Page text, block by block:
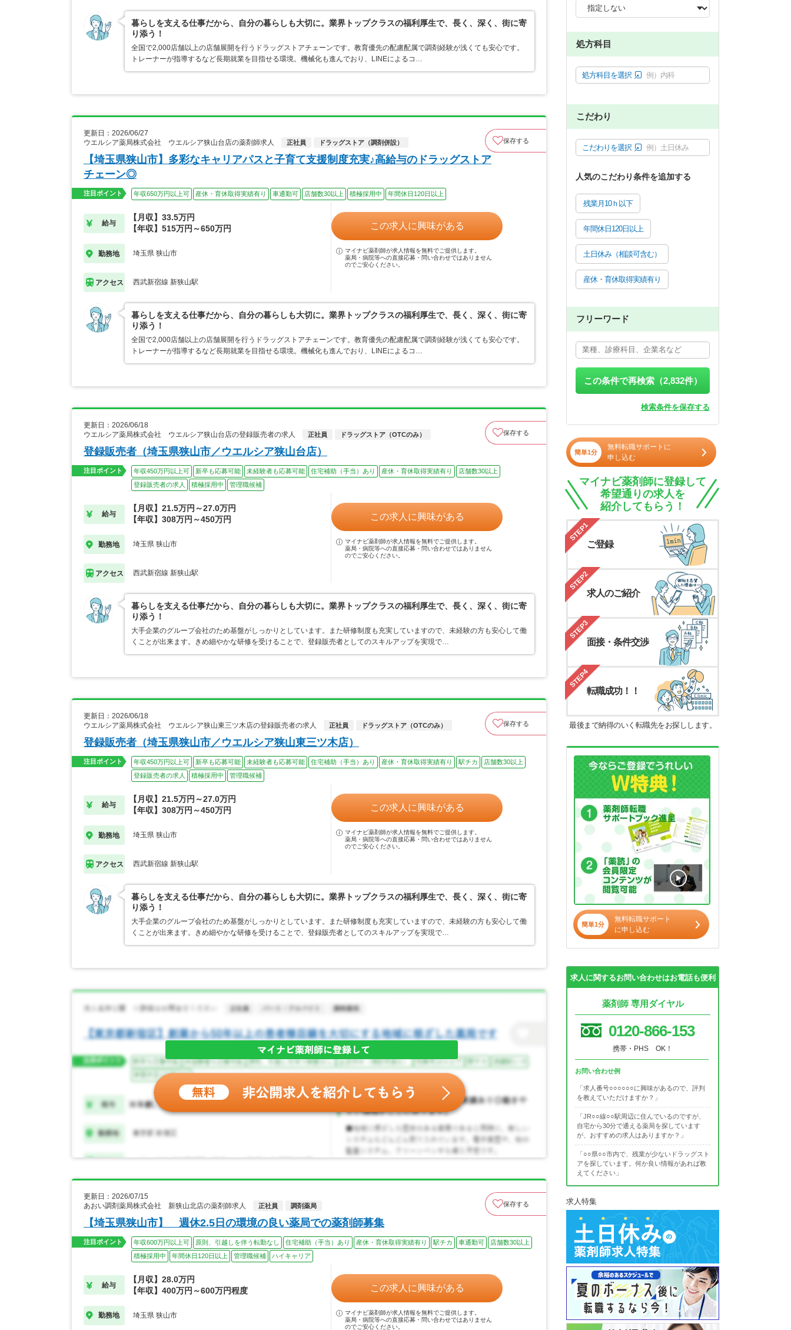
暮らしを支える仕事だから、自分の暮らしも大切に。業界トップクラスの福利厚生で、長く、深く、街に寄
り添う！
全国で2,000店舗以上の店舗展開を行うドラッグストアチェーンです。教育優先の配慮配属で調剤経験が浅くても安心です。
トレーナーが指導するなど長期就業を目指せる環境。機械化も進んでおり、LINEによるコ…
更新日：2026/06/27
ウエルシア薬局株式会社 ウエルシア狭山台店の薬剤師求人
正社員 ドラッグストア（調剤併設） 保存する
【埼玉県狭山市】多彩なキャリアパスと子育て支援制度充実♪高給与のドラッグストア
チェーン◎
注目ポイント 年収650万円以上可 産休・育休取得実績有り 車通勤可 店舗数30以上 積極採用中 年間休日120日以上
給与
【月収】33.5万円
【年収】515万円～650万円
勤務地 埼玉県 狭山市
アクセス 西武新宿線 新狭山駅
この求人に興味がある
マイナビ薬剤師が求人情報を無料でご提供します。
薬局・病院等への直接応募・問い合わせではありません
のでご安心ください。
暮らしを支える仕事だから、自分の暮らしも大切に。業界トップクラスの福利厚生で、長く、深く、街に寄
り添う！
全国で2,000店舗以上の店舗展開を行うドラッグストアチェーンです。教育優先の配慮配属で調剤経験が浅くても安心です。
トレーナーが指導するなど長期就業を目指せる環境。機械化も進んでおり、LINEによるコ…
更新日：2026/06/18
ウエルシア薬局株式会社 ウエルシア狭山台店の登録販売者の求人
正社員 ドラッグストア（OTCのみ） 保存する
登録販売者（埼玉県狭山市／ウエルシア狭山台店）
注目ポイント 年収450万円以上可 新卒も応募可能 未経験者も応募可能 住宅補助（手当）あり 産休・育休取得実績有り
店舗数30以上
登録販売者の求人
積極採用中 管理職候補
給与
【月収】21.5万円～27.0万円
【年収】308万円～450万円
勤務地 埼玉県 狭山市
アクセス 西武新宿線 新狭山駅
この求人に興味がある
マイナビ薬剤師が求人情報を無料でご提供します。
薬局・病院等への直接応募・問い合わせではありません
のでご安心ください。
暮らしを支える仕事だから、自分の暮らしも大切に。業界トップクラスの福利厚生で、長く、深く、街に寄
り添う！
大手企業のグループ会社のため基盤がしっかりとしています。また研修制度も充実していますので、未経験の方も安心して働
くことが出来ます。きめ細やかな研修を受けることで、登録販売者としてのスキルアップを実現で…
更新日：2026/06/18
ウエルシア薬局株式会社 ウエルシア狭山東三ツ木店の登録販売者の求人
正社員 ドラッグストア（OTCのみ） 保存する
登録販売者（埼玉県狭山市／ウエルシア狭山東三ツ木店）
注目ポイント 年収450万円以上可 新卒も応募可能 未経験者も応募可能 住宅補助（手当）あり 産休・育休取得実績有り 駅チカ
店舗数30以上
登録販売者の求人
積極採用中 管理職候補
給与
【月収】21.5万円～27.0万円
【年収】308万円～450万円
勤務地 埼玉県 狭山市
アクセス 西武新宿線 新狭山駅
この求人に興味がある
マイナビ薬剤師が求人情報を無料でご提供します。
薬局・病院等への直接応募・問い合わせではありません
のでご安心ください。
暮らしを支える仕事だから、自分の暮らしも大切に。業界トップクラスの福利厚生で、長く、深く、街に寄
り添う！
大手企業のグループ会社のため基盤がしっかりとしています。また研修制度も充実していますので、未経験の方も安心して働
くことが出来ます。きめ細やかな研修を受けることで、登録販売者としてのスキルアップを実現で…
更新日：2026/07/15
あおい調剤薬局株式会社 新狭山北店の薬剤師求人
正社員 調剤薬局 保存する
【埼玉県狭山市】 週休2.5日の環境の良い薬局での薬剤師募集
注目ポイント 年収600万円以上可 原則、引越しを伴う転勤なし 住宅補助（手当）あり 産休・育休取得実績有り 駅チカ 車通勤可
店舗数30以上
積極採用中
年間休日120日以上 管理職候補 ハイキャリア
給与
【月収】28.0万円
【年収】400万円～600万円程度
勤務地 埼玉県 狭山市
この求人に興味がある
マイナビ薬剤師が求人情報を無料でご提供します。
薬局・病院等への直接応募・問い合わせではありません
のでご安心ください。
処方科目
処方科目を選択 例）内科
こだわり
こだわりを選択 例）土日休み
人気のこだわり条件を追加する
残業月10ｈ以下
年間休日120日以上
土日休み（相談可含む）
産休・育休取得実績有り
フリーワード
この条件で再検索（2,832件）
検索条件を保存する
簡単1分
無料転職サポートに
申し込む
マイナビ薬剤師に登録して
希望通りの求人を
紹介してもらう！
STEP1
ご登録
STEP2
求人のご紹介
STEP3
面接・条件交渉
STEP4
転職成功！！
最後まで納得のいく転職先をお探しします。
簡単1分
無料転職サポート
に申し込む
求人に関するお問い合わせはお電話も便利
薬剤師 専用ダイヤル
0120-866-153
携帯・PHS OK！
お問い合わせ例
「求人番号○○○○○○に興味があるので、評判
を教えていただけますか？」
「JR○○線○○駅周辺に住んでいるのですが、
自宅から30分で通える薬局を探しています
が、おすすめの求人はありますか？」
「○○県○○市内で、残業が少ないドラッグスト
アを探しています。何か良い情報があれば教
えてください」
求人特集